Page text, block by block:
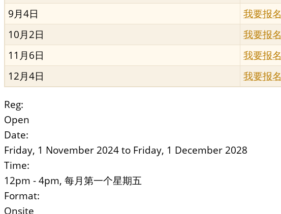
9月4日
我要报名
10月2日
我要报名
11月6日
我要报名
12月4日
我要报名
Reg:
Open
Date:
Friday, 1 November 2024to Friday, 1 December 2028
Time:
12pm - 4pm, 每月第一个星期五
Format:
Onsite